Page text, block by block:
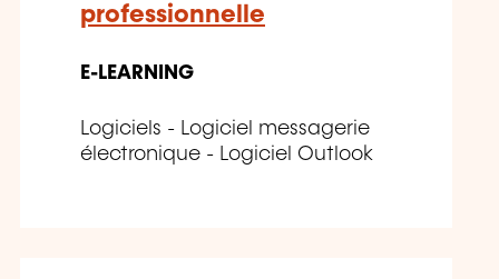
professionnelle
E-LEARNING
Logiciels - Logiciel messagerie
électronique - Logiciel Outlook